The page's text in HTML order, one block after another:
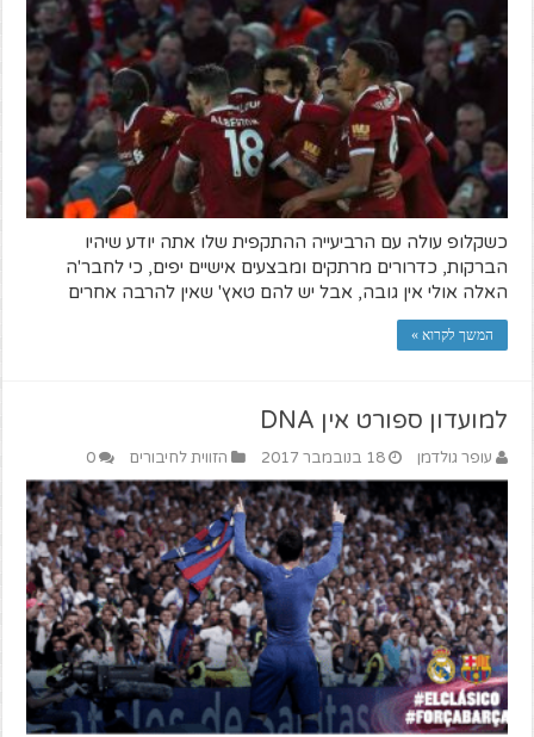
כשקלופ עולה עם הרביעייה ההתקפית שלו אתה יודע שיהיו
הברקות, כדרורים מרתקים ומבצעים אישיים יפים, כי לחבר'ה
האלה אולי אין גובה, אבל יש להם טאץ' שאין להרבה אחרים
המשך לקרוא »
למועדון ספורט אין DNA
עופר גולדמן 18 בנובמבר 2017 הזווית לחיבורים 0